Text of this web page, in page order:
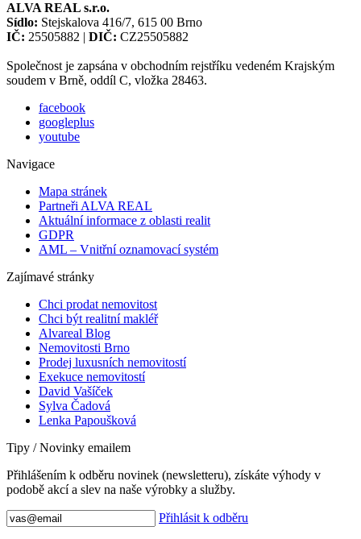
ALVA REAL s.r.o.
Sídlo: Stejskalova 416/7, 615 00 Brno
IČ: 25505882 | DIČ: CZ25505882
Společnost je zapsána v obchodním rejstříku vedeném Krajským
soudem v Brně, oddíl C, vložka 28463.
facebook
googleplus
youtube
Navigace
Mapa stránek
Partneři ALVA REAL
Aktuální informace z oblasti realit
GDPR
AML – Vnitřní oznamovací systém
Zajímavé stránky
Chci prodat nemovitost
Chci být realitní makléř
Alvareal Blog
Nemovitosti Brno
Prodej luxusních nemovitostí
Exekuce nemovitostí
David Vašíček
Sylva Čadová
Lenka Papoušková
Tipy / Novinky emailem
Přihlášením k odběru novinek (newsletteru), získáte výhody v
podobě akcí a slev na naše výrobky a služby.
Přihlásit k odběru